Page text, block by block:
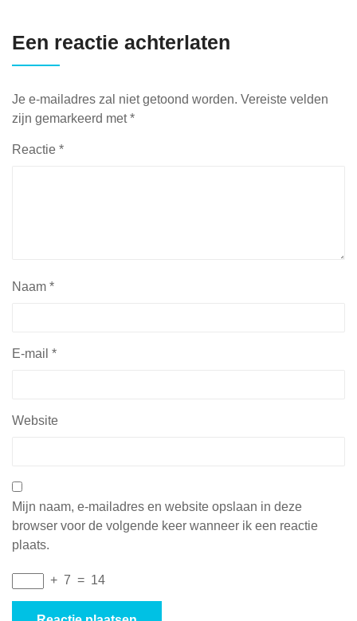
Een reactie achterlaten
Je e-mailadres zal niet getoond worden. Vereiste velden
zijn gemarkeerd met*
Reactie *
Naam *
E-mail *
Website
Mijn naam, e-mailadres en website opslaan in deze
browser voor de volgende keer wanneer ik een reactie
plaats.
+ 7 = 14